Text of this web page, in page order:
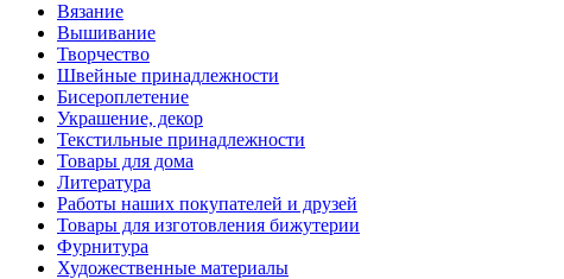
Вязание
Вышивание
Творчество
Швейные принадлежности
Бисероплетение
Украшение, декор
Текстильные принадлежности
Товары для дома
Литература
Работы наших покупателей и друзей
Товары для изготовления бижутерии
Фурнитура
Художественные материалы